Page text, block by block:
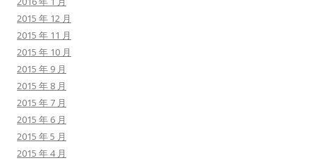
2015 年 12 月
2015 年 11 月
2015 年 10 月
2015 年 9 月
2015 年 8 月
2015 年 7 月
2015 年 6 月
2015 年 5 月
2015 年 4 月